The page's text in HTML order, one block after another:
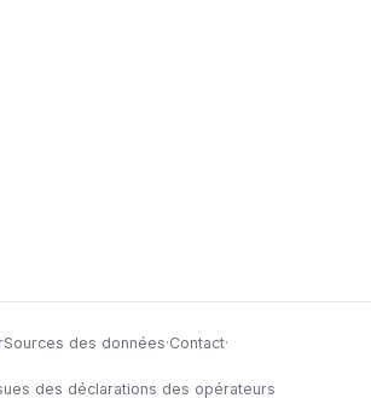
Sources des données·Contact·
des déclarations des opérateurs